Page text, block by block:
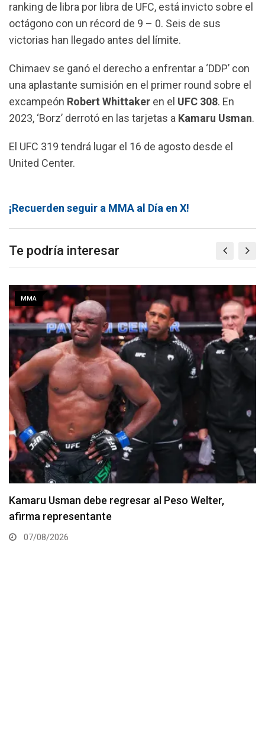
ranking de libra por libra de UFC, está invicto sobre el
octágono con un récord de 9 – 0. Seis de sus
victorias han llegado antes del límite.
Chimaev se ganó el derecho a enfrentar a ‘DDP’ con
una aplastante sumisión en el primer round sobre el
excampeón Robert Whittaker en el UFC 308. En
2023, ‘Borz’ derrotó en las tarjetas a Kamaru Usman.
El UFC 319 tendrá lugar el 16 de agosto desde el
United Center.
¡Recuerden seguir a MMA al Día en X!
Te podría interesar
MMA
Resultados de los pesajes del UFC Vegas 120:
Gamrot hace peso para pelea con Salkilld
07/08/2026